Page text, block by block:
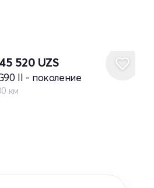
520 UZS
II - поколение
км